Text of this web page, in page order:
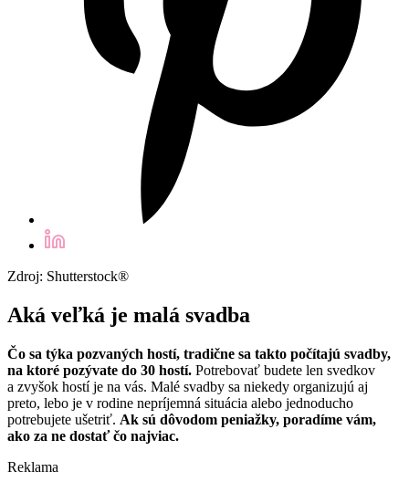
Zdroj: Shutterstock®
Aká veľká je malá svadba
Čo sa týka pozvaných hostí, tradične sa takto počítajú svadby,
na ktoré pozývate do 30 hostí. Potrebovať budete len svedkov
a zvyšok hostí je na vás. Malé svadby sa niekedy organizujú aj
preto, lebo je v rodine nepríjemná situácia alebo jednoducho
potrebujete ušetriť. Ak sú dôvodom peniažky, poradíme vám,
ako za ne dostať čo najviac.
Reklama